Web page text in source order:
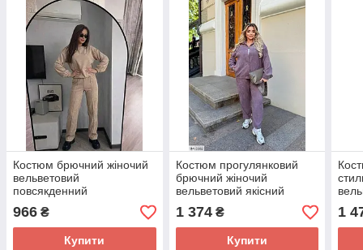
Костюм брючний жіночий
вельветовий
повсякденний
прогулянковий модний
світшот і штани з строчкою
розміри 42-52
966 ₴
Купити
Костюм прогулянковий
брючний жіночий
вельветовий якісний
зручний куртка та штани
великі розміри 48-62
1 374₴
Купити
42-
1